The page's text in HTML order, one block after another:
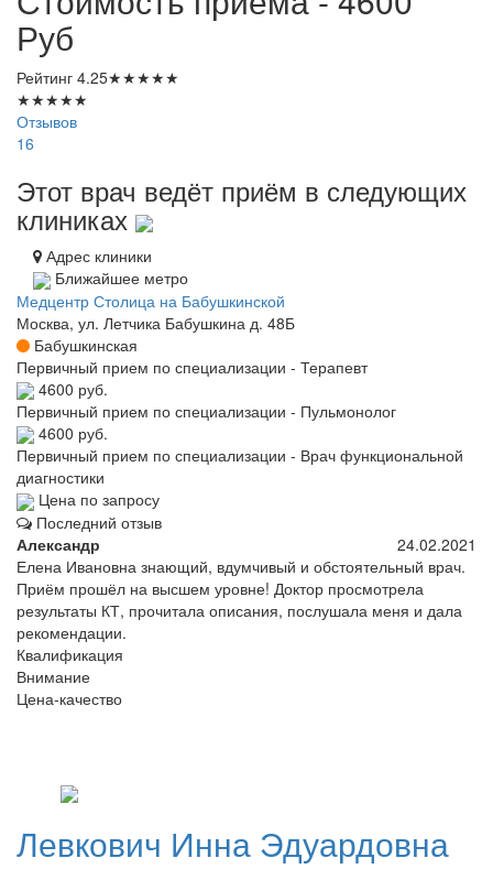
Руб
Рейтинг 4.25★★★★★
★★★★★
Отзывов
16
Этот врач ведёт приём в следующих
клиниках
Адрес клиники
Ближайшее метро
Медцентр Столица на Бабушкинской
Москва, ул. Летчика Бабушкина д. 48Б
Бабушкинская
Первичный прием по специализации - Терапевт
4600 руб.
Первичный прием по специализации - Пульмонолог
4600 руб.
Первичный прием по специализации - Врач функциональной
диагностики
Цена по запросу
Последний отзыв
Александр
24.02.2021
Елена Ивановна знающий, вдумчивый и обстоятельный врач.
Приём прошёл на высшем уровне! Доктор просмотрела
результаты КТ, прочитала описания, послушала меня и дала
рекомендации.
Квалификация
Внимание
Цена-качество
Левкович Инна Эдуардовна